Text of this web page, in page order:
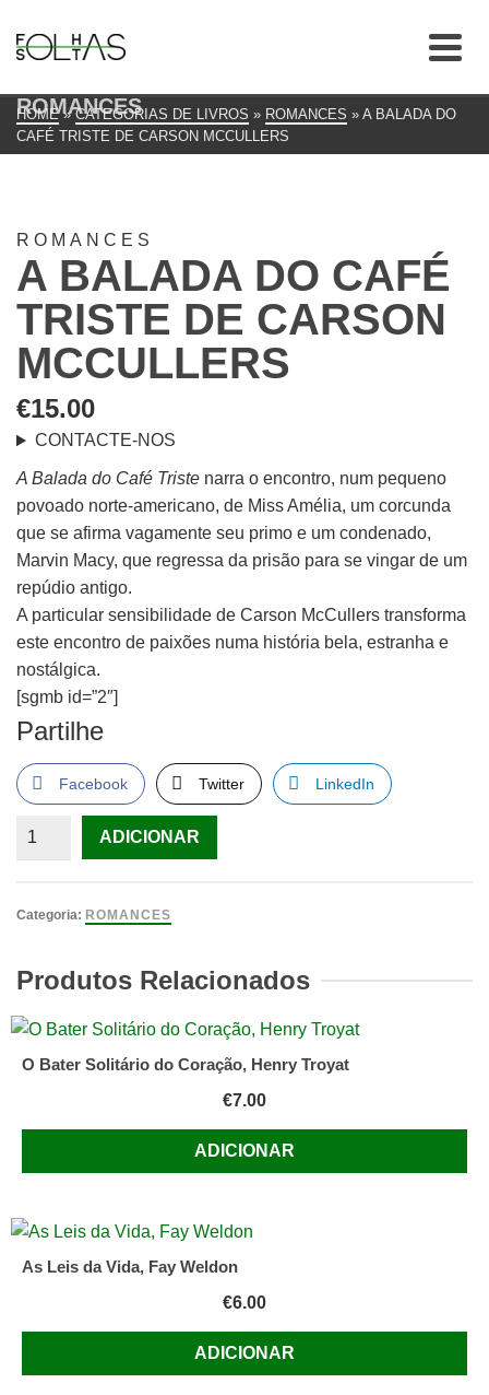
ROMANCES
HOME » CATEGORIAS DE LIVROS » ROMANCES » A BALADA DO
CAFÉ TRISTE DE CARSON MCCULLERS
ROMANCES
A BALADA DO CAFÉ
TRISTE DE CARSON
MCCULLERS
€15.00
CONTACTE-NOS
A Balada do Café Triste narra o encontro, num pequeno
povoado norte-americano, de Miss Amélia, um corcunda
que se afirma vagamente seu primo e um condenado,
Marvin Macy, que regressa da prisão para se vingar de um
repúdio antigo.
A particular sensibilidade de Carson McCullers transforma
este encontro de paixões numa história bela, estranha e
nostálgica.
[sgmb id=”2″]
Partilhe
Facebook Twitter LinkedIn
Quantidade
Balada
Triste
de
McCullers
ADICIONAR
Categoria: ROMANCES
Produtos Relacionados
O Bater Solitário do Coração, Henry Troyat
€7.00
ADICIONAR
As Leis da Vida, Fay Weldon
€6.00
ADICIONAR